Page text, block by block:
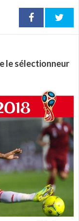
le sélectionneur